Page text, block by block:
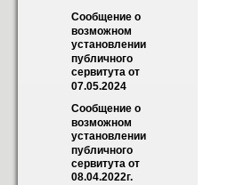
Сообщение о
возможном
установлении
публичного
сервитута от
07.05.2024
Сообщение о
возможном
установлении
публичного
сервитута от
08.04.2022г.